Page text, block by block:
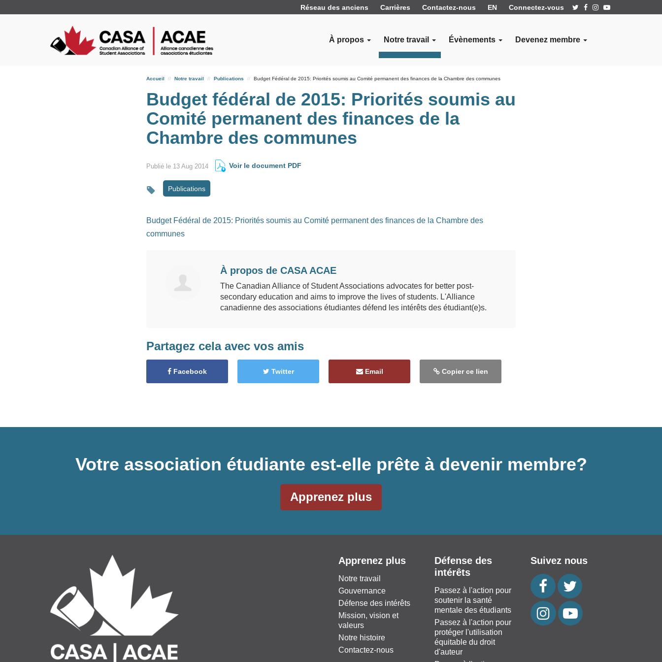
Réseau des anciens Carrières Contactez-nous EN Connectez-vous
À propos Notre travail Évènements Devenez membre
Accueil Notre travail Publications Budget Fédéral de 2015: Priorités soumis au Comité permanent des finances de la Chambre des communes
Budget fédéral de 2015: Priorités soumis au
Comité permanent des finances de la
Chambre des communes
Publié le 13 Aug 2014 Voir le document PDF
Publications
Budget Fédéral de 2015: Priorités soumis au Comité permanent des finances de la Chambre des
communes
À propos de CASA ACAE
The Canadian Alliance of Student Associations advocates for better post-
secondary education and aims to improve the lives of students. L'Alliance
canadienne des associations étudiantes défend les intérêts des étudiant(e)s.
Partagez cela avec vos amis
Facebook Twitter Email Copier ce lien
Votre association étudiante est-elle prête à devenir membre?
Apprenez plus
Apprenez plus
Notre travail
Gouvernance
Défense des intérêts
Mission, vision et
valeurs
Notre histoire
Contactez-nous
Défense des
intérêts
Passez à l'action pour
soutenir la santé
mentale des étudiants
Passez à l'action pour
protéger l'utilisation
équitable du droit
d'auteur
Suivez nous